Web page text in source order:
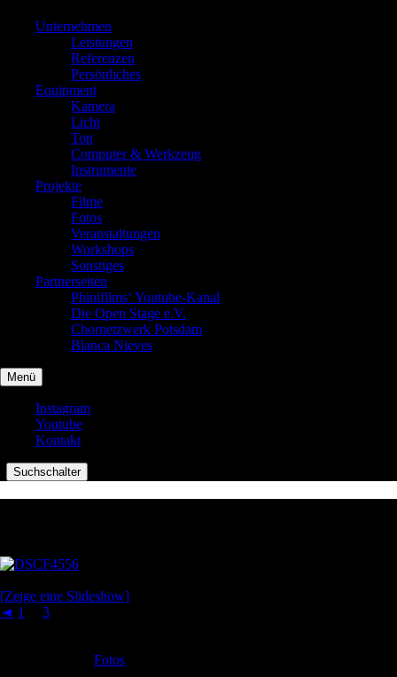
Unternehmen
Leistungen
Referenzen
Persönliches
Equipment
Kamera
Licht
Ton
Computer & Werkzeug
Instrumente
Projekte
Filme
Fotos
Veranstaltungen
Workshops
Sonstiges
Partnerseiten
Phinifilms‘ Youtube-Kanal
Die Open Stage e.V.
Chornetzwerk Potsdam
Blanca Nieves
Menü
Instagram
Youtube
Kontakt
Suchschalter
[Zeige eine Slideshow]
◄ 1 3
Fotos